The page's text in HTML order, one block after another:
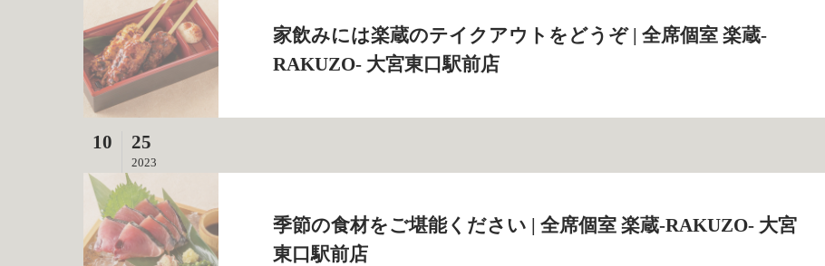
家飲みには楽蔵のテイクアウトをどうぞ | 全席個室 楽蔵‐
RAKUZO‐ 大宮東口駅前店
10 25
2023
季節の食材をご堪能ください | 全席個室 楽蔵‐RAKUZO‐ 大宮
東口駅前店